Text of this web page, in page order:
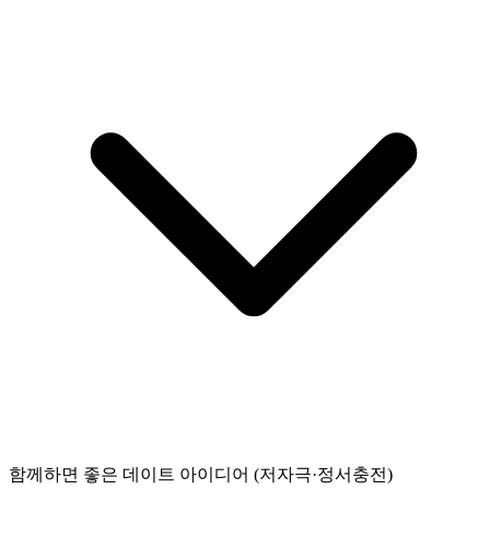
함께하면 좋은 데이트 아이디어 (저자극·정서충전)